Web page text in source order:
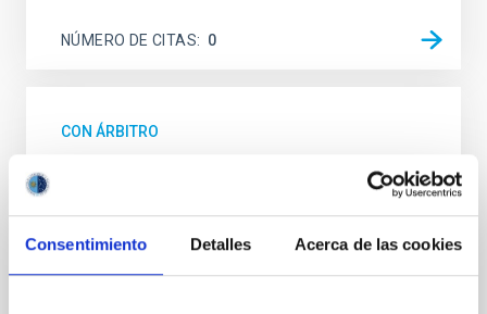
Consentimiento Detalles Acerca de las cookies
NÚMERO DE CITAS 0
CON ÁRBITRO
Clues to inside-out quenching in quiescent
galaxies at 1.2 ≲ z ≲ 2.2: Age, Fe-, and
Mg-abundance gradients from JWST-
SUSPENSE